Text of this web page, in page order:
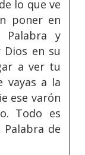
lo que ve
poner en
Palabra y
en su
a ver tu
vayas a la
ese varón
Todo es
de